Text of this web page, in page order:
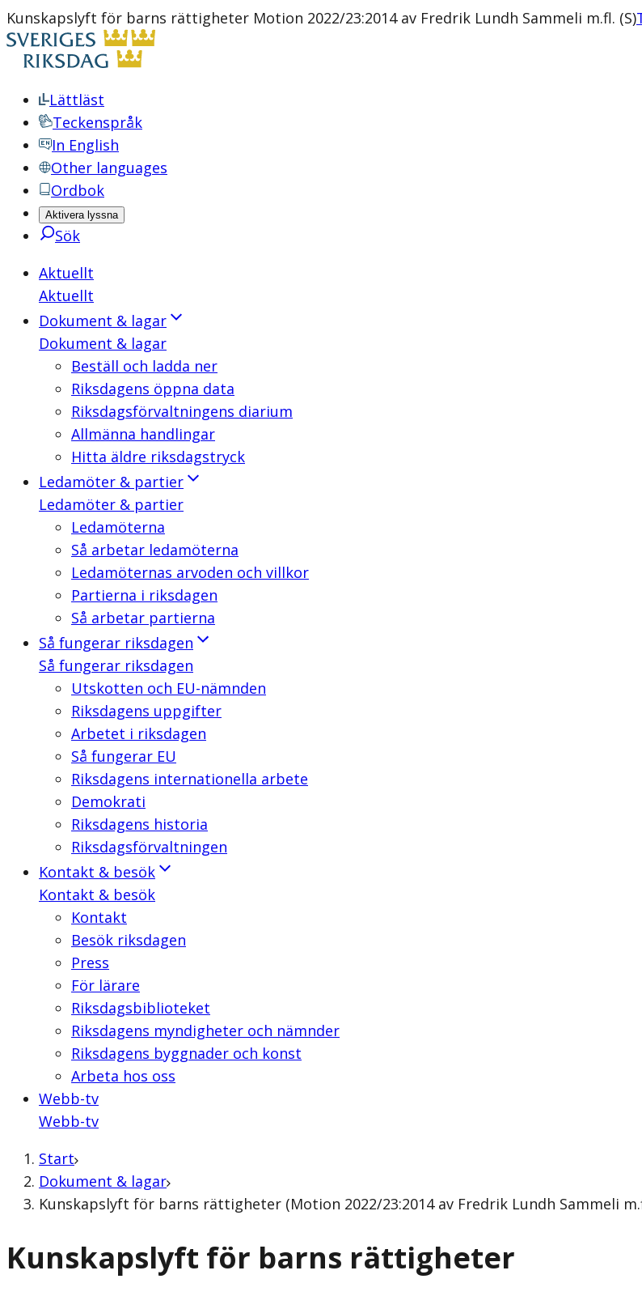
Kunskapslyft för barns rättigheter Motion 2022/23:2014 av Fredrik Lundh Sammeli m.fl. (S)
Lättläst
Teckenspråk
In English
Other languages
Ordbok
Aktivera lyssna
Sök
Aktuellt
Aktuellt
Dokument & lagar
Dokument & lagar
Beställ och ladda ner
Riksdagens öppna data
Riksdagsförvaltningens diarium
Allmänna handlingar
Hitta äldre riksdagstryck
Ledamöter & partier
Ledamöter & partier
Ledamöterna
Så arbetar ledamöterna
Ledamöternas arvoden och villkor
Partierna i riksdagen
Så arbetar partierna
Så fungerar riksdagen
Så fungerar riksdagen
Utskotten och EU-nämnden
Riksdagens uppgifter
Arbetet i riksdagen
Så fungerar EU
Riksdagens internationella arbete
Demokrati
Riksdagens historia
Riksdagsförvaltningen
Kontakt & besök
Kontakt & besök
Kontakt
Besök riksdagen
Press
För lärare
Riksdagsbiblioteket
Riksdagens myndigheter och nämnder
Riksdagens byggnader och konst
Arbeta hos oss
Webb-tv
Webb-tv
Start
Dokument & lagar
Kunskapslyft för barns rättigheter (Motion 2022/23:2014 av Fredrik Lundh Sammeli
Kunskapslyft för barns rättigheter